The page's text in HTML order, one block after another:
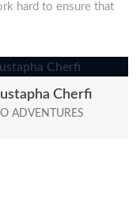
hard to ensure that
Cherfi
ADVENTURES